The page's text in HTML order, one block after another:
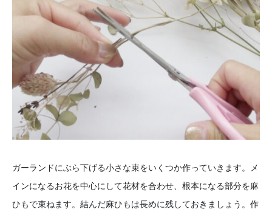
ガーランドにぶら下げる小さな束をいくつか作っていきます。メ
インになるお花を中心にして花材を合わせ、根本になる部分を麻
ひもで束ねます。結んだ麻ひもは長めに残しておきましょう。作